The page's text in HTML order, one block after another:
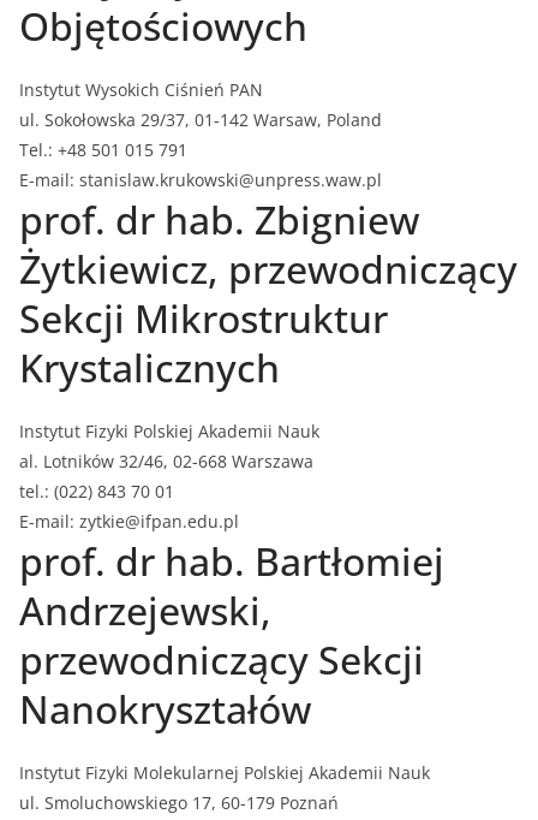
Objętościowych
Instytut Wysokich Ciśnień PAN
ul. Sokołowska 29/37, 01-142 Warsaw, Poland
Tel.: +48 501 015 791
E-mail: stanislaw.krukowski@unpress.waw.pl
prof. dr hab. Zbigniew
Żytkiewicz, przewodniczący
Sekcji Mikrostruktur
Krystalicznych
Instytut Fizyki Polskiej Akademii Nauk
al. Lotników 32/46, 02-668 Warszawa
tel.: (022) 843 70 01
E-mail: zytkie@ifpan.edu.pl
prof. dr hab. Bartłomiej
Andrzejewski,
przewodniczący Sekcji
Nanokryształów
Instytut Fizyki Molekularnej Polskiej Akademii Nauk
ul. Smoluchowskiego 17, 60-179 Poznań